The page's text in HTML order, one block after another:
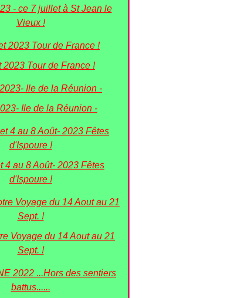
- ce 7 juillet à St Jean le
Vieux !
2023 Tour de France !
Ile de la Réunion -
4 au 8 Août- 2023 Fêtes
d'Ispoure !
Voyage du 14 Aout au 21
Sept. !